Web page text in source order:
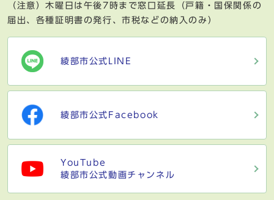
（注意）木曜日は午後7時まで窓口延長（戸籍・国保関係の
届出、各種証明書の発行、市税などの納入のみ）
綾部市公式LINE
綾部市公式Facebook
YouTube
綾部市公式動画チャンネル